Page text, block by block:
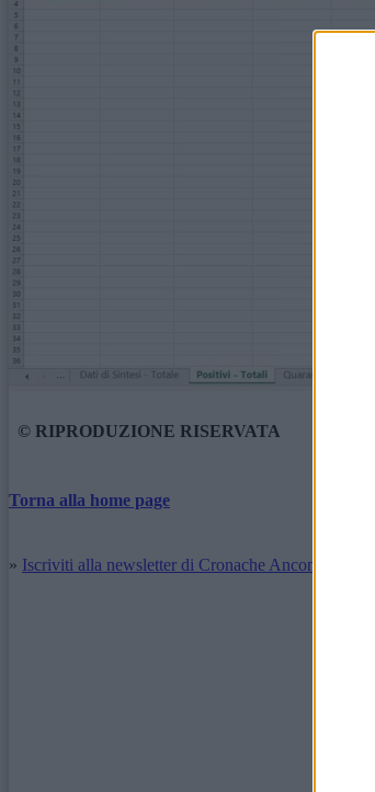
© RIPRODUZIONE RISERVATA
Torna alla home page
» Iscriviti alla newsletter di Cronache Ancona